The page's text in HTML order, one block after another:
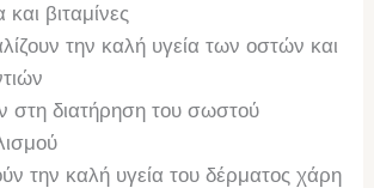
και βιταμίνες
την καλή υγεία των οστών και
στη διατήρηση του σωστού
την καλή υγεία του δέρματος χάρη